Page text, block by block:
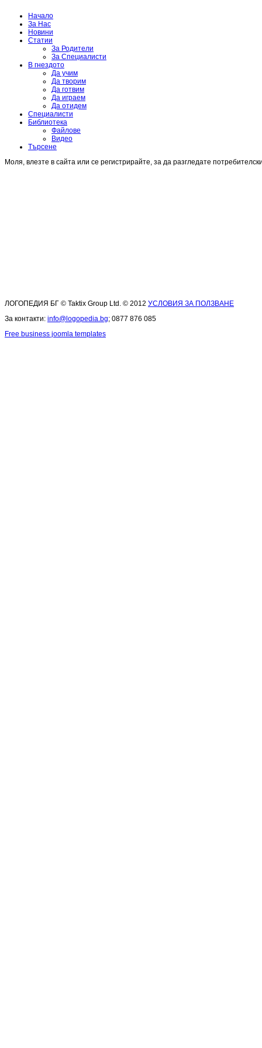
Начало
За Нас
Новини
Статии
За Родители
За Специалисти
В гнездото
Да учим
Да творим
Да готвим
Да играем
Да отидем
Специалисти
Библиотека
Файлове
Видео
Търсене
Моля, влезте в сайта или се регистрирайте, за да разгледате
ЛОГОПЕДИЯ БГ © Taktix Group Ltd. © 2012 УСЛОВИЯ ЗА ПОЛЗВАНЕ
За контакти: info@logopedia.bg; 0877 876 085
Free business joomla templates